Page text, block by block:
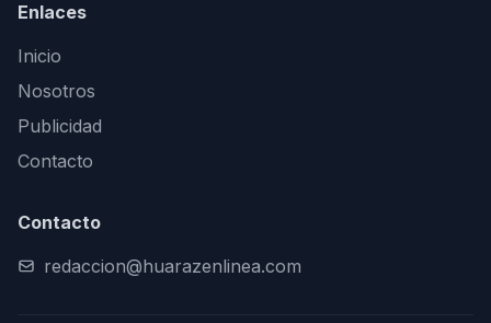
Enlaces
Inicio
Nosotros
Publicidad
Contacto
Contacto
redaccion@huarazenlinea.com